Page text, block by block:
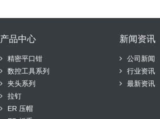
产品中心
精密平口钳
数控工具系列
夹头系列
拉钉
ER 压帽
新闻资讯
公司新闻
行业资讯
最新资讯